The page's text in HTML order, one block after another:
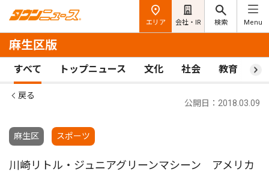
エリア 会社・IR 検索 Menu
麻生区版
すべて トップニュース 文化 社会 教育 ス
戻る
麻生区 スポーツ
公開日：2018.03.09
川崎リトル・ジュニアグリーンマシーン アメリカ